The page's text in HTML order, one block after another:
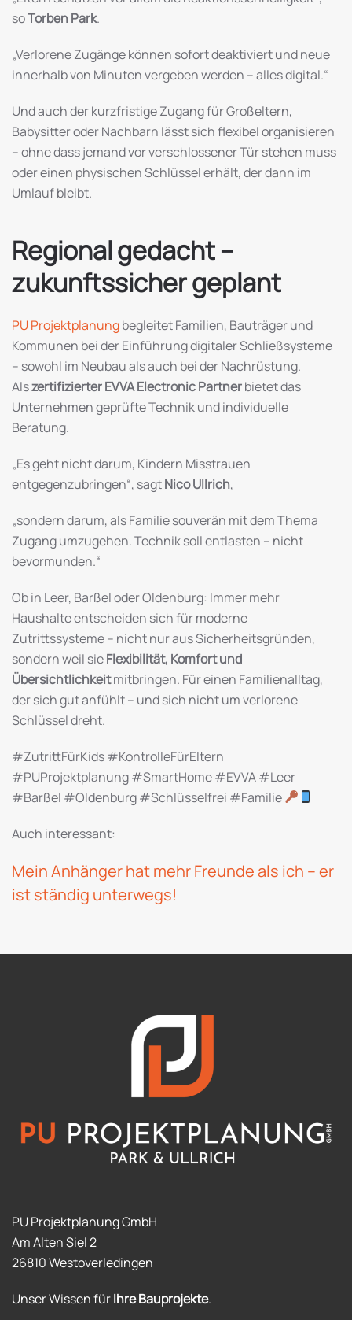
soTorben Park.
„Verlorene Zugänge können sofort deaktiviert und neue
innerhalb von Minuten vergeben werden – alles digital.“
Und auch der kurzfristige Zugang für Großeltern,
Babysitter oder Nachbarn lässt sich flexibel organisieren
– ohne dass jemand vor verschlossener Tür stehen muss
oder einen physischen Schlüssel erhält, der dann im
Umlauf bleibt.
Regional gedacht –
zukunftssicher geplant
PU Projektplanungbegleitet Familien, Bauträger und
Kommunen bei der Einführung digitaler Schließsysteme
– sowohl im Neubau als auch bei der Nachrüstung.
Alszertifizierter EVVA Electronic Partnerbietet das
Unternehmen geprüfte Technik und individuelle
Beratung.
„Es geht nicht darum, Kindern Misstrauen
entgegenzubringen“, sagtNico Ullrich,
„sondern darum, als Familie souverän mit dem Thema
Zugang umzugehen. Technik soll entlasten – nicht
bevormunden.“
Ob in Leer, Barßel oder Oldenburg: Immer mehr
Haushalte entscheiden sich für moderne
Zutrittssysteme – nicht nur aus Sicherheitsgründen,
sondern weil sieFlexibilität, Komfort und
Übersichtlichkeitmitbringen. Für einen Familienalltag,
der sich gut anfühlt – und sich nicht um verlorene
Schlüssel dreht.
#ZutrittFürKids #KontrolleFürEltern
#PUProjektplanung #SmartHome #EVVA #Leer
#Barßel #Oldenburg #Schlüsselfrei #Familie
Auch interessant:
Mein Anhänger hat mehr Freunde als ich – er
ist ständig unterwegs!
PU Projektplanung GmbH
Am Alten Siel 2
26810 Westoverledingen
Unser Wissen fürIhre Bauprojekte.